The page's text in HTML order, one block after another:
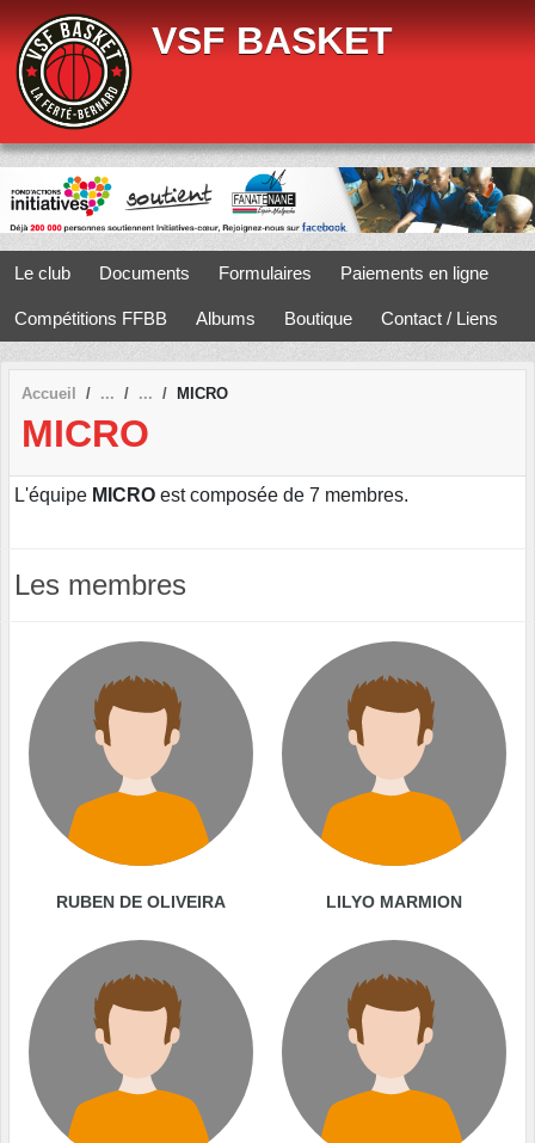
VSF BASKET
Le club Documents Formulaires Paiements en ligne
Compétitions FFBB Albums Boutique Contact / Liens
Accueil MICRO
MICRO
L'équipe MICRO est composée de 7 membres.
Les membres
RUBEN DE OLIVEIRA LILYO MARMION
Panneau de gestion des cookies